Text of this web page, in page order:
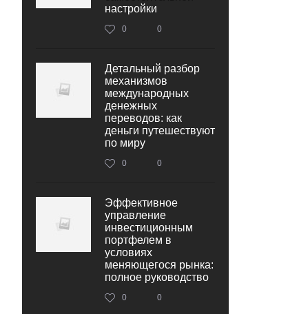
настройки
0 0
Детальный разбор
механизмов
международных
денежных
переводов: как
деньги путешествуют
по миру
0 0
Эффективное
управление
инвестиционным
портфелем в
условиях
меняющегося рынка:
полное руководство
0 0